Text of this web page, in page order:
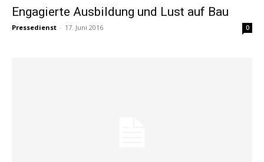
Engagierte Ausbildung und Lust auf Bau
Pressedienst - 17. Juni 2016 0